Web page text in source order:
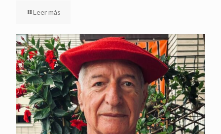
Leer más